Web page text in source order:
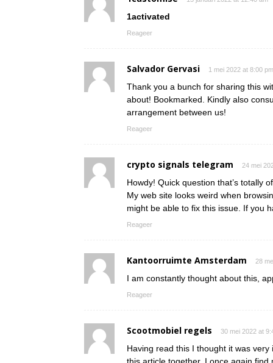
1activated
Reageer
Salvador Gervasi 1 mei 2022 at 8:00 pm
Thank you a bunch for sharing this
about! Bookmarked. Kindly also
arrangement between us!
Reageer
crypto signals telegram 24 mei
Howdy! Quick question that’s totally
My web site looks weird when
might be able to fix this issue. If you
Reageer
Kantoorruimte Amsterdam 28
I am constantly thought about this,
Reageer
Scootmobiel regels 30 mei 2022 at
Having read this I thought it was